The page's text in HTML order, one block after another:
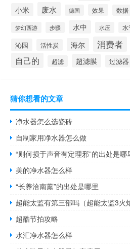
小米
废水 德国 效果 数据
梦幻西游 步骤 水中 水压 水
沁园 活性炭 海尔 消费者
自己的 超滤 超滤膜 过滤器
猜你想看的文章
净水器怎么选瓷砖
自制家用净水器怎么做
“则何损于声音有定理邪”的出处是哪
美的净水器怎么样
“长养洽南薰”的出处是哪里
超能太监有第三部吗（超能太监3火
超酷节拍攻略
水汇净水器怎么样